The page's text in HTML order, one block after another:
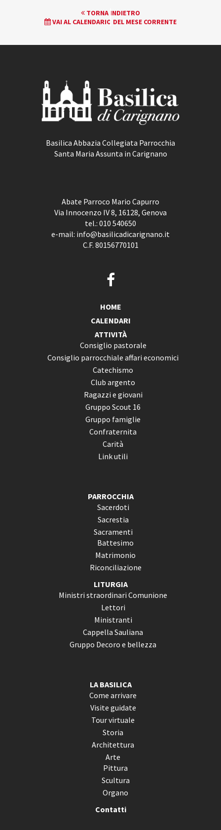
EVENTO
NAVIGATION
TORNA INDIETRO
VAI AL CALENDARIO DEL MESE CORRENTE
Basilica Abbazia Collegiata Parrocchia
Santa Maria Assunta in Carignano
Abate Parroco Mario Capurro
Via Innocenzo IV 8, 16128, Genova
tel.: 010 540650
e-mail: info@basilicadicarignano.it
C.F. 80156770101
HOME
CALENDARI
ATTIVITÀ
Consiglio pastorale
Consiglio parrocchiale affari economici
Catechismo
Club argento
Ragazzi e giovani
Gruppo Scout 16
Gruppo famiglie
Confraternita
Carità
Link utili
PARROCCHIA
Sacerdoti
Sacrestia
Sacramenti
Battesimo
Matrimonio
Riconciliazione
LITURGIA
Ministri straordinari Comunione
Lettori
Ministranti
Cappella Sauliana
Gruppo Decoro e bellezza
LA BASILICA
Come arrivare
Visite guidate
Tour virtuale
Storia
Architettura
Arte
Pittura
Scultura
Organo
Contatti